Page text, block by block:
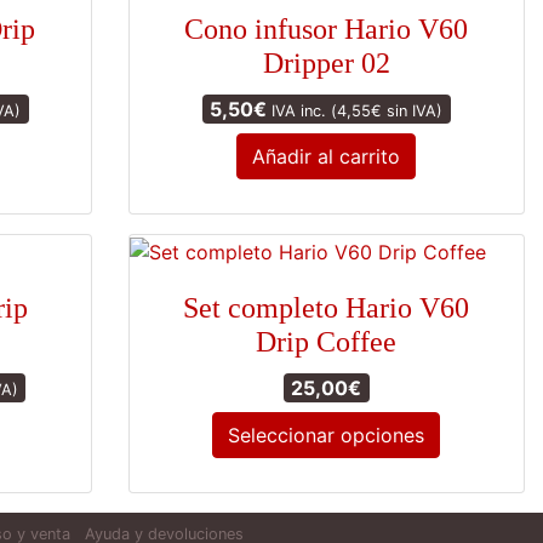
Cono infusor Hario V60
Dripper 02
5,50€ IVA inc. (4,55€ sin IVA)
Añadir al carrito
Set completo Hario V60
Drip Coffee
25,00€
Seleccionar opciones
producto
y venta Ayuda y devoluciones